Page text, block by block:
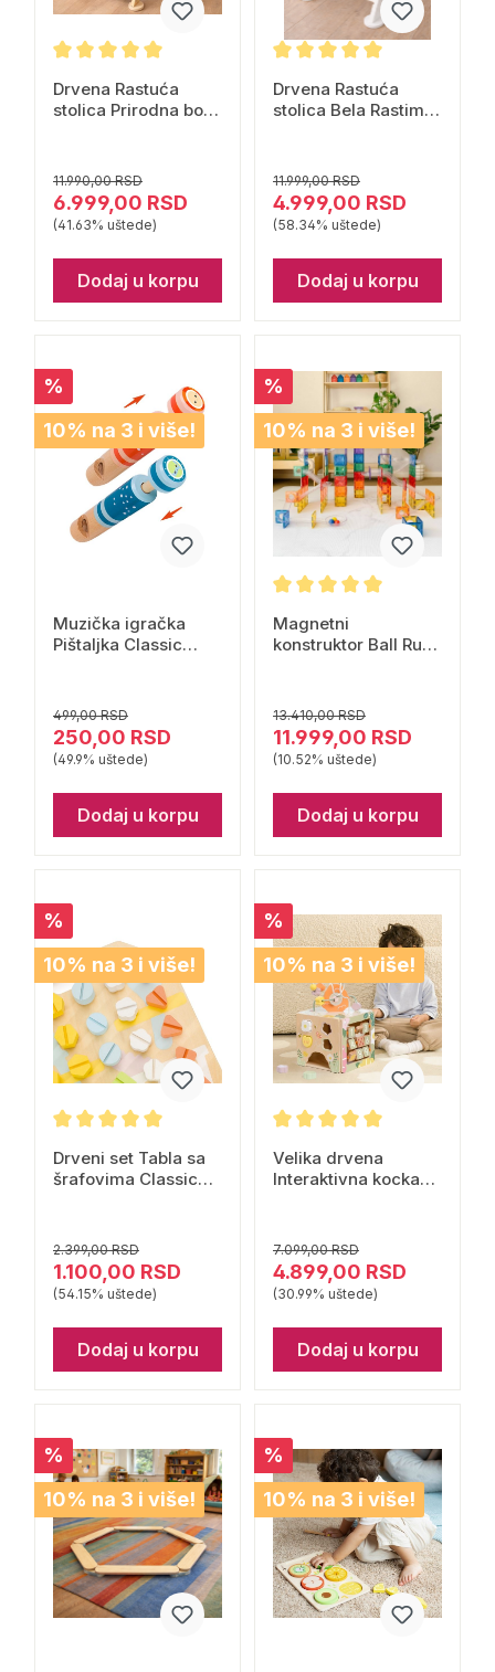
Drvena Rastuća
stolica Prirodna boja
11.990,00 RSD
6.999,00 RSD
(41.63% uštede)
Dodaj u korpu
Drvena Rastuća
stolica Bela Rastimo
11.999,00 RSD
4.999,00 RSD
(58.34% uštede)
Dodaj u korpu
%
10% na 3 i više!
Muzička igračka
Pištaljka Classic
499,00 RSD
250,00 RSD
(49.9% uštede)
Dodaj u korpu
%
10% na 3 i više!
Magnetni
konstruktor Ball Run
13.410,00 RSD
11.999,00 RSD
(10.52% uštede)
Dodaj u korpu
%
10% na 3 i više!
Drveni set Tabla sa
šrafovima Classic
2.399,00 RSD
1.100,00 RSD
(54.15% uštede)
Dodaj u korpu
%
10% na 3 i više!
Velika drvena
Interaktivna kocka
7.099,00 RSD
4.899,00 RSD
(30.99% uštede)
Dodaj u korpu
%
10% na 3 i više!
%
10% na 3 i više!